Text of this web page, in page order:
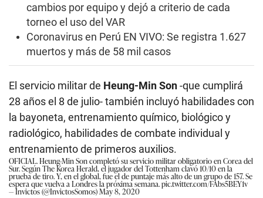
cambios por equipo y dejó a criterio de cada
torneo el uso del VAR
Coronavirus en Perú EN VIVO: Se registra 1.627
muertos y más de 58 mil casos
El servicio militar de Heung-Min Son-que cumplirá
28 años el 8 de julio- también incluyó habilidades con
la bayoneta, entrenamiento químico, biológico y
radiológico, habilidades de combate individual y
entrenamiento de primeros auxilios.
OFICIAL. Heung-Min Son completó su servicio militar obligatorio en Corea del
Sur. Según The Korea Herald, el jugador del Tottenham clavó 10/10 en la
prueba de tiro. Y, en el global, fue el de puntaje más alto de un grupo de 157. Se
espera que vuelva a Londres la próxima semana.pic.twitter.com/FAbs5BEY1v
— Invictos (@InvictosSomos)May 8, 2020